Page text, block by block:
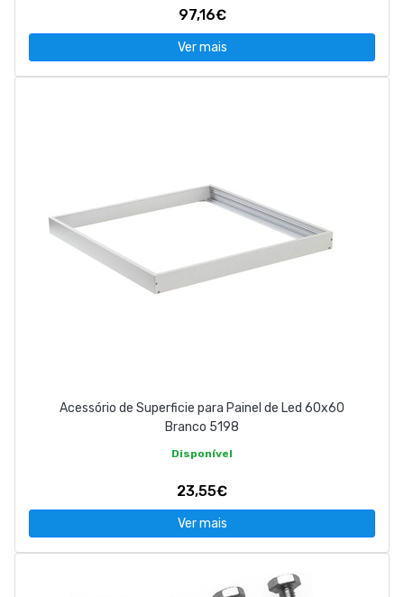
97,16€
Ver mais
Acessório de Superficie para Painel de Led 60x60
Branco 5198
Disponível
23,55€
Ver mais